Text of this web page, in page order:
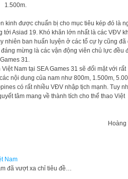
1.500m.
kinh được chuẩn bị cho mục tiêu kép đó là
tới Asiad 19. Khó khăn lớn nhất là các VĐV
nhiên ban huấn luyện ở các tổ cự ly cũng đã
mừng là các vận động viên chủ lực đều
31.
Nam tại SEA Games 31 sẽ đối mặt với rất
nội dung của nam như 800m, 1.500m,
có rất nhiều VĐV nhập tịch mạnh. Tuy
tâm mang về thành tích cho thể thao Việt
Hoàng
Nam
đã vượt xa chỉ tiêu đề…